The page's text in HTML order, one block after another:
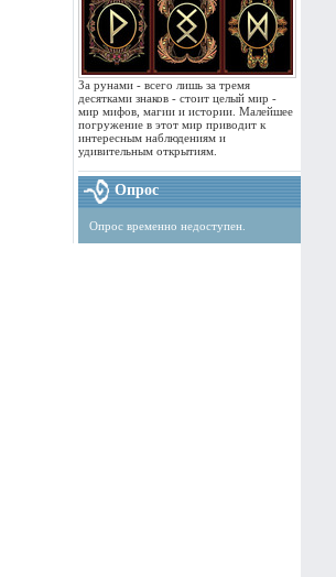
За рунами - всего лишь за тремя
десятками знаков - стоит целый мир -
мир мифов, магии и истории. Малейшее
погружение в этот мир приводит к
интересным наблюдениям и
удивительным открытиям.
Опрос
Опрос временно недоступен.